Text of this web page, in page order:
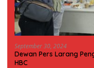
September 30, 2024
Dewan Pers Larang
HBC